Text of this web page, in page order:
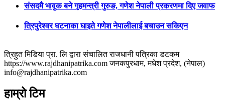
संसदमै भावुक बने गृहमन्त्री गुरुङ, गणेश नेपाली प्रकरणमा दिए जवाफ
त्रिपुरेश्वर घटनाका घाइते गणेश नेपालीलाई बचाउन सकिएन
त्रिहुत मिडिया प्रा. लि द्वारा संचालित राजधानी पत्रिका डटकम
https://www.rajdhanipatrika.com जनकपुरधाम, मधेश प्रदेश, (नेपाल)
info@rajdhanipatrika.com
हाम्रो टिम